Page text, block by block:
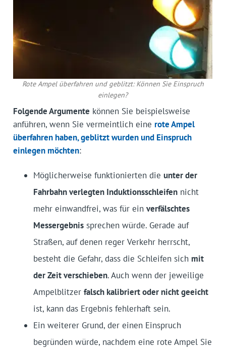
Rote Ampel überfahren und geblitzt: Können Sie Einspruch
einlegen?
Folgende Argumente können Sie beispielsweise
anführen, wenn Sie vermeintlich eine rote Ampel
überfahren haben, geblitzt wurden und Einspruch
einlegen möchten:
Möglicherweise funktionierten die unter der
Fahrbahn verlegten Induktionsschleifennicht
mehr einwandfrei, was für ein verfälschtes
Messergebnissprechen würde. Gerade auf
Straßen, auf denen reger Verkehr herrscht,
besteht die Gefahr, dass die Schleifen sich mit
der Zeit verschieben. Auch wenn der jeweilige
Ampelblitzer falsch kalibriert oder nicht geeicht
ist, kann das Ergebnis fehlerhaft sein.
Ein weiterer Grund, der einen Einspruch
begründen würde, nachdem eine rote Ampel Sie